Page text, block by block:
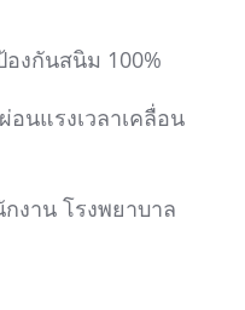
งกันสนิม 100%
นแรงเวลาเคลื่อน
งาน โรงพยาบาล